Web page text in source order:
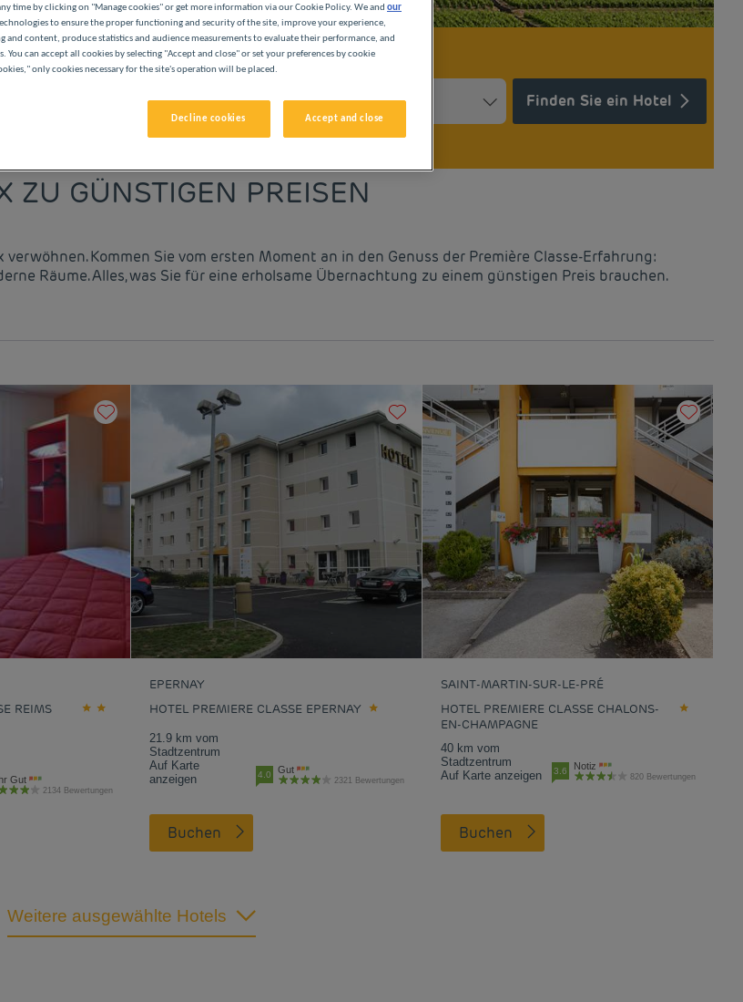
HOTELS
to interact with the calendar and select a date. Press the question mark key to get the keyboard shortcuts for
Finden Sie ein Hotel
ZU GÜNSTIGEN PREISEN
Kommen Sie vom ersten Moment an in den Genuss der Première Classe-Erfahrung:
Räume. Alles, was Sie für eine erholsame Übernachtung zu einem günstigen Preis brauchen.
REIMS
Gut
2134 Bewertungen
EPERNAY
HOTEL PREMIERE CLASSE EPERNAY
21.9 km vom
Stadtzentrum
Auf Karte
anzeigen
4.0 Gut
2321 Bewertungen
Buchen
SAINT-MARTIN-SUR-LE-PRÉ
HOTEL PREMIERE CLASSE CHALONS-
EN-CHAMPAGNE
40 km vom
Stadtzentrum
Auf Karte anzeigen
3.6 Notiz
820 Bewertungen
Buchen
Weitere ausgewählte Hotels
time by clicking on "Manage cookies" or get more information via our Cookie Policy. We and our
to ensure the proper functioning and security of the site, improve your experience,
and content, produce statistics and audience measurements to evaluate their performance, and
You can accept all cookies by selecting "Accept and close" or set your preferences by cookie
only cookies necessary for the site's operation will be placed.
Decline cookies Accept and close